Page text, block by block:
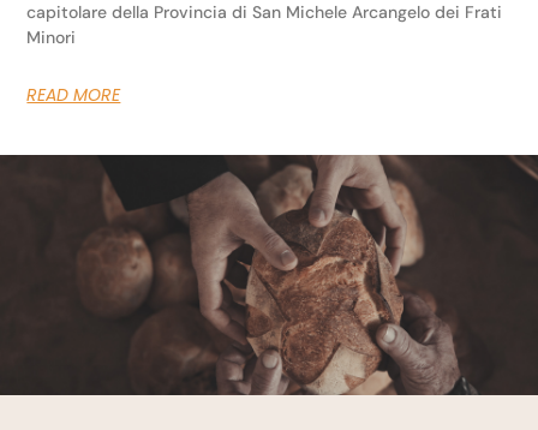
capitolare della Provincia di San Michele Arcangelo dei Frati
Minori
READ MORE